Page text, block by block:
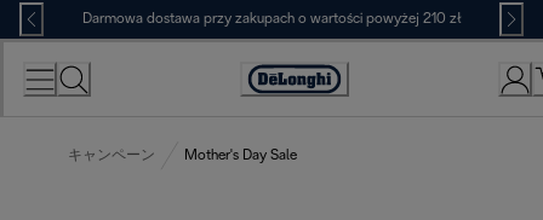
Skip
to
Content
Darmowa dostawa przy zakupach o wartości powyżej 210 zł
Deklaracja
キャンペーン Mother's Day Sale